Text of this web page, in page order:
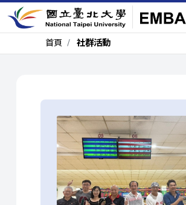
首頁 社群活動